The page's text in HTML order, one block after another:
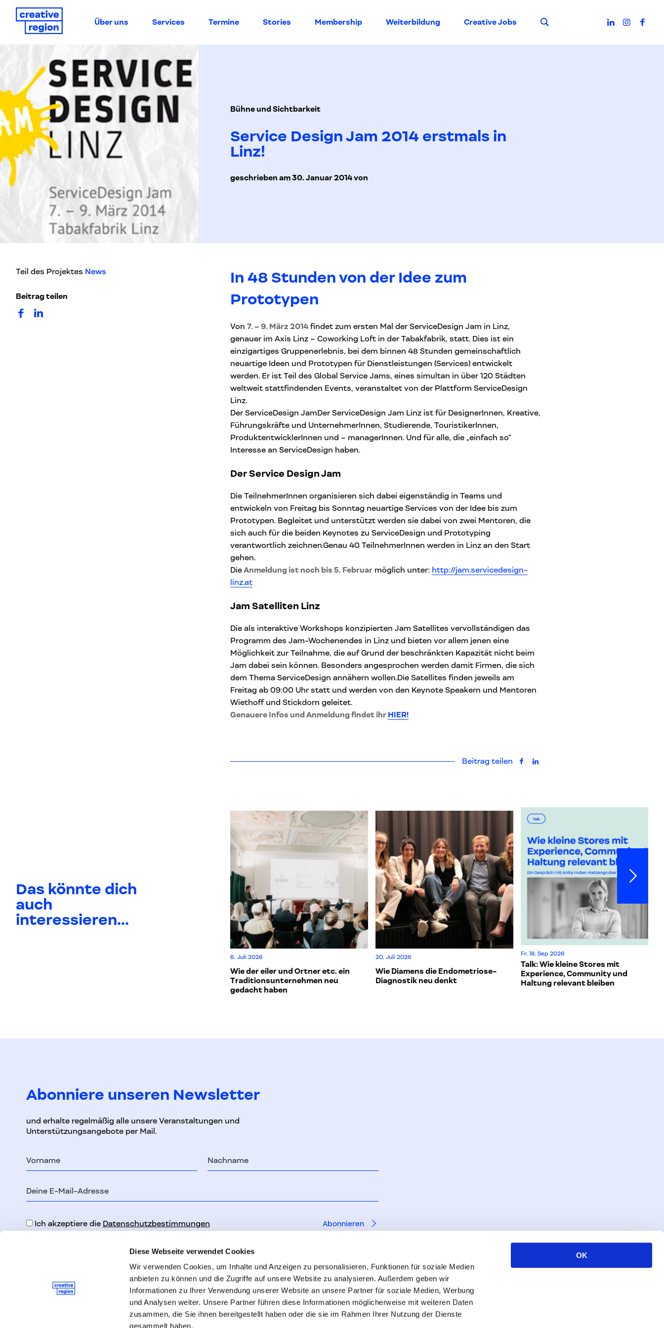
Diese Webseite verwendet Cookies
Wir verwenden Cookies, um Inhalte und Anzeigen zu personalisieren, Funktionen für soziale Medien
anbieten zu können und die Zugriffe auf unsere Website zu analysieren. Außerdem geben wir
Informationen zu Ihrer Verwendung unserer Website an unsere Partner für soziale Medien, Werbung
und Analysen weiter. Unsere Partner führen diese Informationen möglicherweise mit weiteren Daten
zusammen, die Sie ihnen bereitgestellt haben oder die sie im Rahmen Ihrer Nutzung der Dienste
gesammelt haben.
OK
Über uns Services Termine Stories Membership Weiterbildung Creative Jobs Suche
Bühne und Sichtbarkeit
Service Design Jam 2014 erstmals in
Linz!
geschrieben am 30. Januar 2014 von
Teil des Projektes News
Beitrag teilen
auf Facebook teilen
auf LinkedIn teilen
In 48 Stunden von der Idee zum
Prototypen
Von 7. – 9. März 2014findet zum ersten Mal der ServiceDesign Jam in Linz,
genauer im Axis Linz – Coworking Loft in der Tabakfabrik, statt. Dies ist ein
einzigartiges Gruppenerlebnis, bei dem binnen 48 Stunden gemeinschaftlich
neuartige Ideen und Prototypen für Dienstleistungen (Services) entwickelt
werden. Er ist Teil des Global Service Jams, eines simultan in über 120 Städten
weltweit stattfindenden Events, veranstaltet von der Plattform ServiceDesign
Linz.
Der ServiceDesign JamDer ServiceDesign Jam Linz ist für DesignerInnen, Kreative,
Führungskräfte und UnternehmerInnen, Studierende, TouristikerInnen,
ProduktentwicklerInnen und – managerInnen. Und für alle, die „einfach so“
Interesse an ServiceDesign haben.
Der Service Design Jam
Die TeilnehmerInnen organisieren sich dabei eigenständig in Teams und
entwickeln von Freitag bis Sonntag neuartige Services von der Idee bis zum
Prototypen. Begleitet und unterstützt werden sie dabei von zwei Mentoren, die
sich auch für die beiden Keynotes zu ServiceDesign und Prototyping
verantwortlich zeichnen.Genau 40 TeilnehmerInnen werden in Linz an den Start
gehen.
DieAnmeldung ist noch bis 5. Februarmöglich unter: http://jam.servicedesign-
linz.at
Jam Satelliten Linz
Die als interaktive Workshops konzipierten Jam Satellites vervollständigen das
Programm des Jam-Wochenendes in Linz und bieten vor allem jenen eine
Möglichkeit zur Teilnahme, die auf Grund der beschränkten Kapazität nicht beim
Jam dabei sein können. Besonders angesprochen werden damit Firmen, die sich
dem Thema ServiceDesign annähern wollen.Die Satellites finden jeweils am
Freitag ab 09:00 Uhr statt und werden von den Keynote Speakern und Mentoren
Wiethoff und Stickdorn geleitet.
Genauere Infos und Anmeldung findet ihr HIER!
Beitrag teilen auf Facebook teilen
auf LinkedIn teilen
Das könnte dich
auch
interessieren...
6. Juli 2026
Wie der eiler und Ortner etc. ein
Traditionsunternehmen neu
gedacht haben
20. Juli 2026
Wie Diamens die Endometriose-
Diagnostik neu denkt
Fr, 18. Sep 2026
Talk: Wie kleine Stores mit
Experience, Community und
Haltung relevant bleiben
Abonniere unseren Newsletter
und erhalte regelmäßig alle unsere Veranstaltungen und
Unterstützungsangebote per Mail.
Nachname
Mail-
Ich akzeptiere die Datenschutzbestimmungen
Peter-Behrens-Platz 9, Haus Casablanca, 3.
Newsletter
Datenschutzerklärung
Impressum